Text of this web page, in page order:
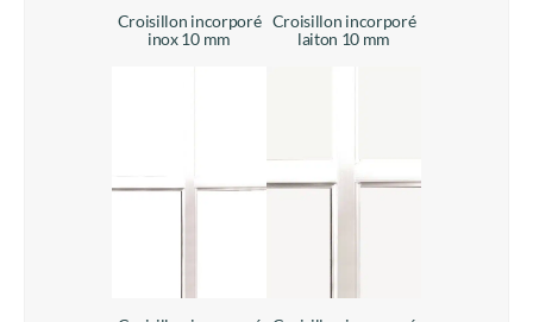
Croisillon incorporé
inox 10 mm
Croisillon incorporé
laiton 10 mm